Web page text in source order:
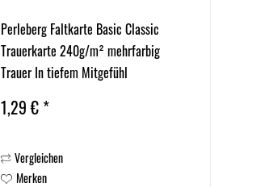
Perleberg Faltkarte Basic Classic
Trauerkarte 240g/m² mehrfarbig
Trauer In tiefem Mitgefühl
1,29 € *
Vergleichen
Merken